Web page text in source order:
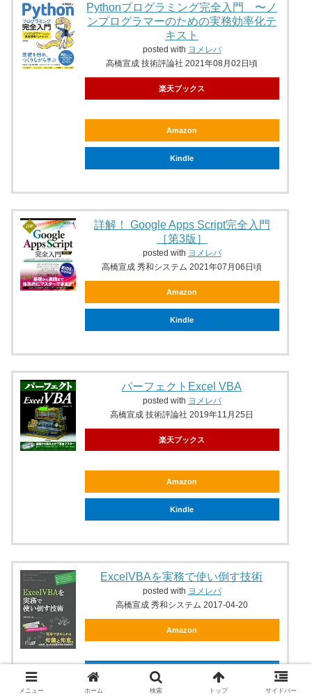
Pythonプログラミング完全入門 〜ノ
ンプログラマーのための実務効率化テ
キスト
posted with ヨメレバ
高橋宣成 技術評論社 2021年08月02日頃
楽天ブックス
Amazon
Kindle
詳解！ Google Apps Script完全入門
［第3版］
posted with ヨメレバ
高橋宣成 秀和システム 2021年07月06日頃
Amazon
Kindle
パーフェクトExcel VBA
posted with ヨメレバ
高橋宣成 技術評論社 2019年11月25日
楽天ブックス
Amazon
Kindle
ExcelVBAを実務で使い倒す技術
posted with ヨメレバ
高橋宣成 秀和システム 2017-04-20
Amazon
メニュー ホーム 検索 トップ サイドバー